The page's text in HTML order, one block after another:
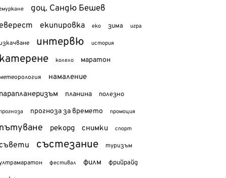
доц. Сандю Бешев
екипировка еко зима игра
интервю история
колело маратон
намаление
планина полезно
прогноза за времето промоция
рекорд снимки спорт
състезание туризъм
фестивал филм фрийрайд